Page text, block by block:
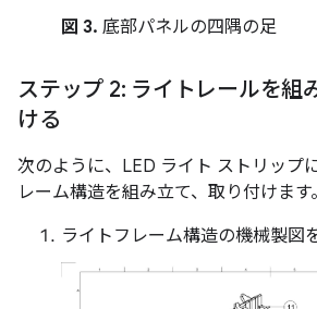
図 3. 底部パネルの四隅の足
ステップ 2: ライトレールを組
ける
次のように、LED ライト ストリップ
レーム構造を組み立て、取り付けます。
ライトフレーム構造の機械製図